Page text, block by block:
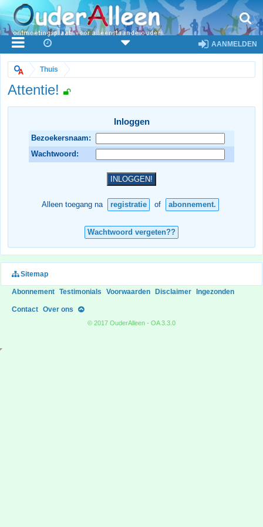
AANMELDEN
Thuis
Attentie!
Inloggen
Bezoekersnaam:
Wachtwoord:
Alleen toegang na registratie of abonnement.
Wachtwoord vergeten??
Sitemap
Abonnement Testimonials Voorwaarden Disclaimer Ingezonden
Contact Over ons
© 2017 OuderAlleen - OA 3.3.0